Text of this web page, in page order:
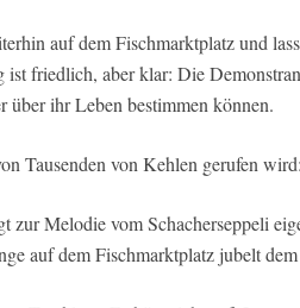
auf dem Fischmarktplatz und
ist friedlich, aber klar: Die
über ihr Leben bestimmen können.
Tausenden von Kehlen gerufen
zur Melodie vom Schacherseppeli
auf dem Fischmarktplatz jubelt